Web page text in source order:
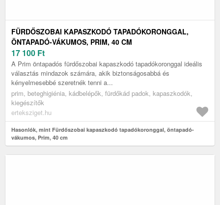
FÜRDŐSZOBAI KAPASZKODÓ TAPADÓKORONGGAL,
ÖNTAPADÓ-VÁKUMOS, PRIM, 40 CM
17 100 Ft
A Prim öntapadós fürdőszobai kapaszkodó tapadókoronggal ideális
választás mindazok számára, akik biztonságosabbá és
kényelmesebbé szeretnék tenni a...
prim, beteghigiénia, kádbelépők, fürdőkád padok, kapaszkodók,
kiegészítők
erteksziget.hu
Hasonlók, mint Fürdőszobai kapaszkodó tapadókoronggal, öntapadó-
vákumos, Prim, 40 cm